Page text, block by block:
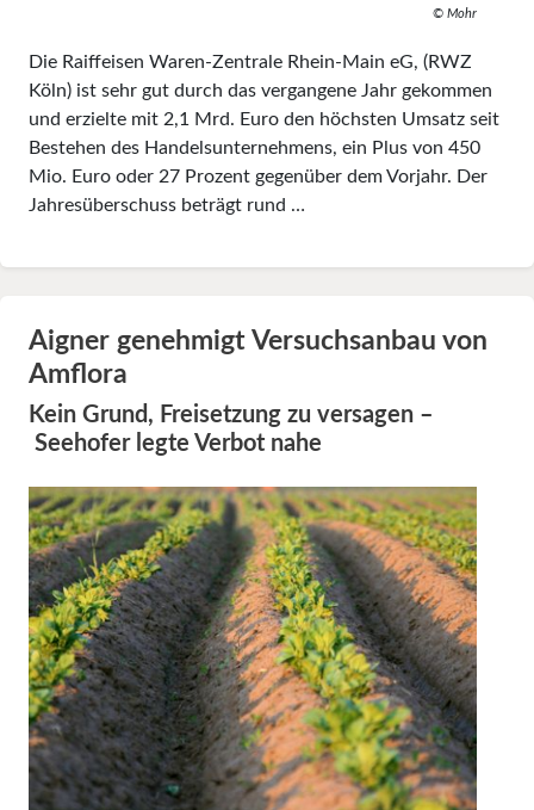
© Mohr
Die Raiffeisen Waren-Zentrale Rhein-Main eG, (RWZ
Köln) ist sehr gut durch das vergangene Jahr gekommen
und erzielte mit 2,1 Mrd. Euro den höchsten Umsatz seit
Bestehen des Handelsunternehmens, ein Plus von 450
Mio. Euro oder 27 Prozent gegenüber dem Vorjahr. Der
Jahresüberschuss beträgt rund …
Aigner genehmigt Versuchsanbau von
Amflora
Kein Grund, Freisetzung zu versagen –
Seehofer legte Verbot nahe